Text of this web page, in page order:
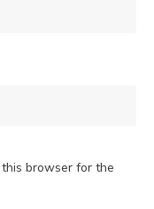
browser for the